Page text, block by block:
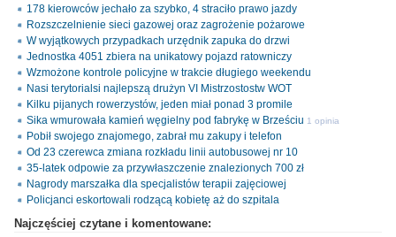
178 kierowców jechało za szybko, 4 straciło prawo jazdy
Rozszczelnienie sieci gazowej oraz zagrożenie pożarowe
W wyjątkowych przypadkach urzędnik zapuka do drzwi
Jednostka 4051 zbiera na unikatowy pojazd ratowniczy
Wzmożone kontrole policyjne w trakcie długiego weekendu
Nasi terytorialsi najlepszą drużyn VI Mistrzostostw WOT
Kilku pijanych rowerzystów, jeden miał ponad 3 promile
Sika wmurowała kamień węgielny pod fabrykę w Brześciu 1 opinia
Pobił swojego znajomego, zabrał mu zakupy i telefon
Od 23 czerewca zmiana rozkładu linii autobusowej nr 10
35-latek odpowie za przywłaszczenie znalezionych 700 zł
Nagrody marszałka dla specjalistów terapii zajęciowej
Policjanci eskortowali rodzącą kobietę aż do szpitala
Najczęściej czytane i komentowane: